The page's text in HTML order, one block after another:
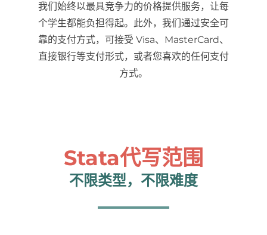
我们始终以最具竞争力的价格提供服务，让每
个学生都能负担得起。此外，我们通过安全可
靠的支付方式，可接受 Visa、MasterCard、
直接银行等支付形式，或者您喜欢的任何支付
方式。
Stata代写范围
不限类型，不限难度